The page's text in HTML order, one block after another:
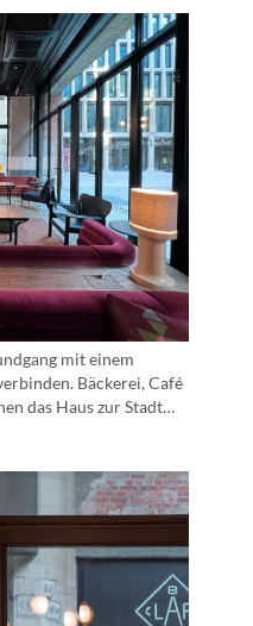
mit einem
Bäckerei, Café
das Haus zur Stadt…